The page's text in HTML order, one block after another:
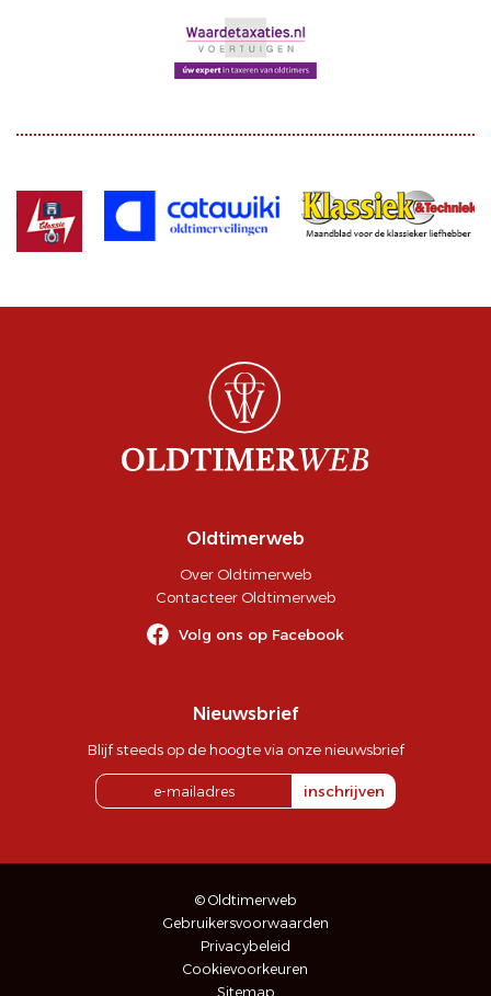
Oldtimerweb
Over Oldtimerweb
Contacteer Oldtimerweb
Volg ons op Facebook
Nieuwsbrief
Blijf steeds op de hoogte via onze nieuwsbrief
inschrijven
© Oldtimerweb
Gebruikersvoorwaarden
Privacybeleid
Cookievoorkeuren
Sitemap